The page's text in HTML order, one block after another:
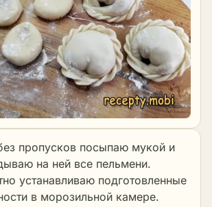
пропусков посыпаю мукой и
на ней все пельмени.
устанавливаю подготовленные
в морозильной камере.